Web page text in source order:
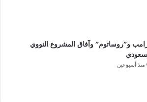
و”روساتوم” وآفاق المشروع النووي
منذ أسبوعين